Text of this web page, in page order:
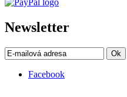
Newsletter
Ok
Facebook